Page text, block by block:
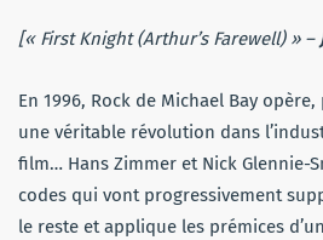
[« First Knight (Arthur’s Farewell) » –
En 1996, Rock de Michael Bay
une véritable révolution dans
film… Hans Zimmer et Nick Glennie-
codes qui vont progressivement
le reste et applique les prémices